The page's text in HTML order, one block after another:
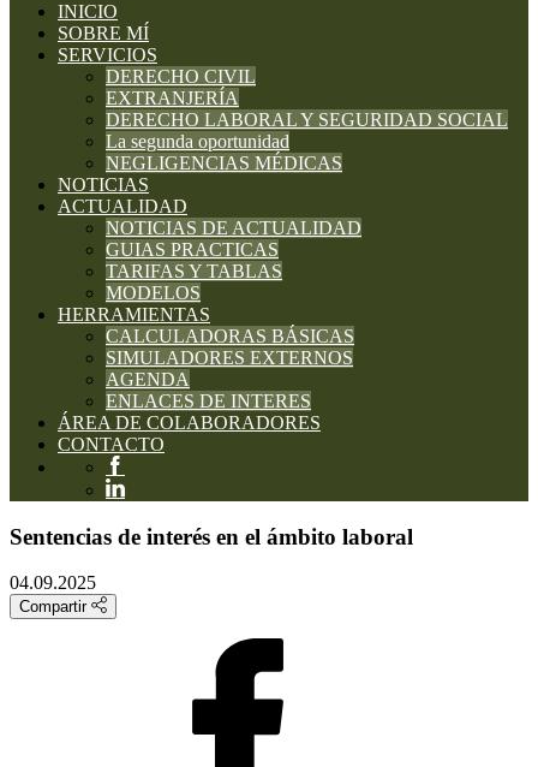
INICIO
SOBRE MÍ
SERVICIOS
DERECHO CIVIL
EXTRANJERÍA
DERECHO LABORAL Y SEGURIDAD SOCIAL
La segunda oportunidad
NEGLIGENCIAS MÉDICAS
NOTICIAS
ACTUALIDAD
NOTICIAS DE ACTUALIDAD
GUIAS PRACTICAS
TARIFAS Y TABLAS
MODELOS
HERRAMIENTAS
CALCULADORAS BÁSICAS
SIMULADORES EXTERNOS
AGENDA
ENLACES DE INTERES
ÁREA DE COLABORADORES
CONTACTO
Sentencias de interés en el ámbito laboral
04.09.2025
Compartir